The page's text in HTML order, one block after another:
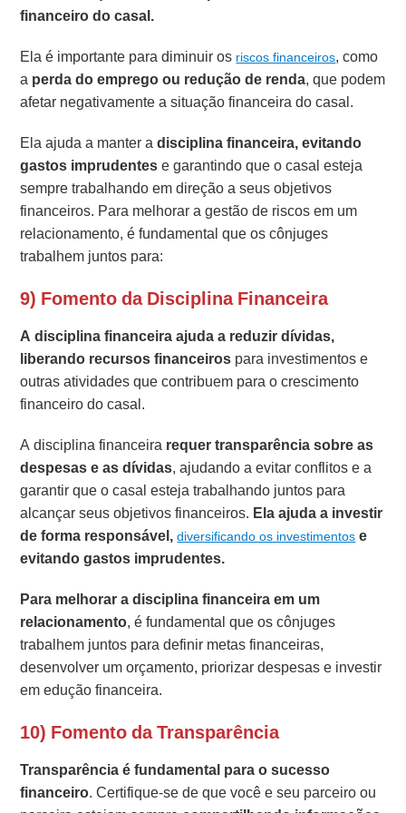
financeiro do casal.
Ela é importante para diminuir os riscos financeiros, como
a perda do emprego ou redução de renda, que podem
afetar negativamente a situação financeira do casal.
Ela ajuda a manter adisciplina financeira, evitando
gastos imprudentese garantindo que o casal esteja
sempre trabalhando em direção a seus objetivos
financeiros. Para melhorar a gestão de riscos em um
relacionamento, é fundamental que os cônjuges
trabalhem juntos para:
9) Fomento da Disciplina Financeira
A disciplina financeira ajuda a reduzir dívidas,
liberando recursos financeiros para investimentos e
outras atividades que contribuem para o crescimento
financeiro do casal.
A disciplina financeira requer transparência sobre as
despesas e as dívidas, ajudando a evitar conflitos e a
garantir que o casal esteja trabalhando juntos para
alcançar seus objetivos financeiros. Ela ajuda a investir
de forma responsável,diversificando os investimentos e
evitando gastos imprudentes.
Para melhorar a disciplina financeira em um
relacionamento, é fundamental que os cônjuges
trabalhem juntos para definir metas financeiras,
desenvolver um orçamento, priorizar despesas e investir
em edução financeira.
10) Fomento da Transparência
Transparência é fundamental para o sucesso
financeiro. Certifique-se de que você e seu parceiro ou